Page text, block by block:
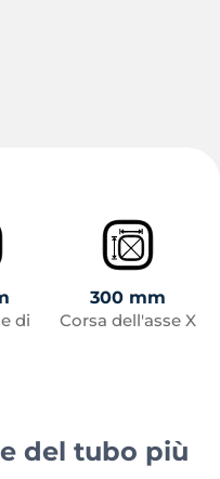
di
300 mm
Corsa dell'asse X
del tubo più